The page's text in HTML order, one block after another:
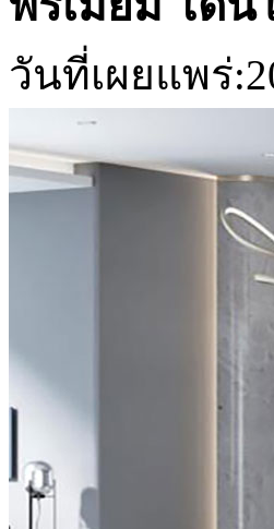
วันที่เผยแพร่